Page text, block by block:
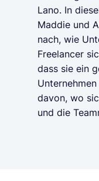
Lano. In
Maddie und
nach, wie
Freelancer
dass sie ein
davon, wo
und die